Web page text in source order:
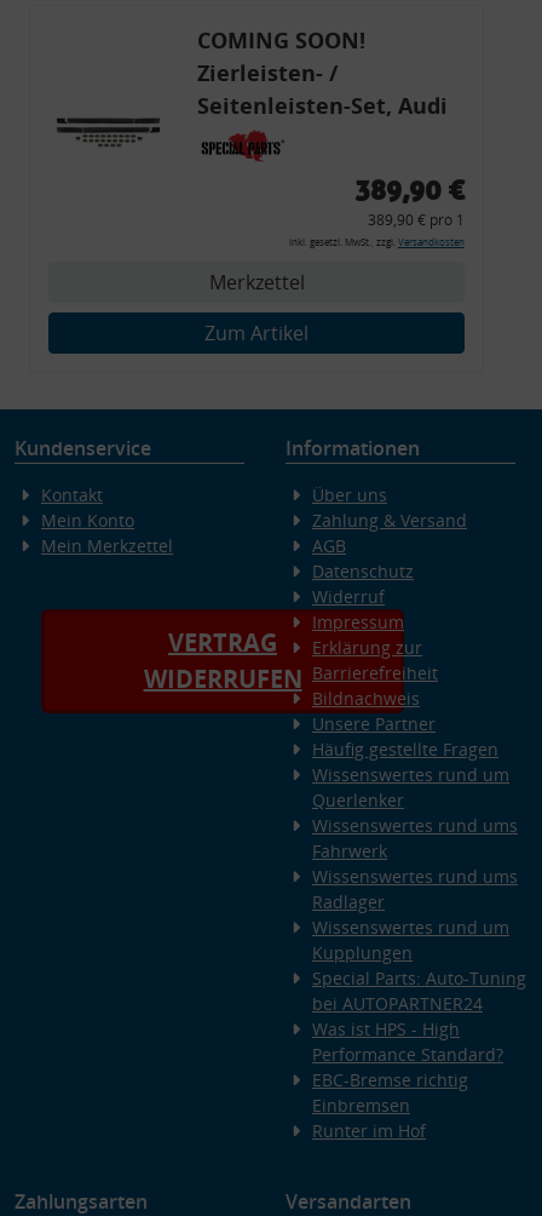
COMING SOON!
Zierleisten- /
Seitenleisten-Set, Audi
80 Cabrio, Coupe, S2, (6x
Zierleiste, 2x Kappe,
Montagewerkzeug)
389,90 €
389,90 € pro 1
inkl. gesetzl. MwSt., zzgl. Versandkosten
Merkzettel
Zum Artikel
Kundenservice
Kontakt
Mein Konto
Mein Merkzettel
VERTRAG
WIDERRUFEN
Informationen
Über uns
Zahlung & Versand
AGB
Datenschutz
Widerruf
Impressum
Erklärung zur
Barrierefreiheit
Bildnachweis
Unsere Partner
Häufig gestellte Fragen
Wissenswertes rund um
Querlenker
Wissenswertes rund ums
Fahrwerk
Wissenswertes rund ums
Radlager
Wissenswertes rund um
Kupplungen
Special Parts: Auto-Tuning
bei AUTOPARTNER24
Was ist HPS - High
Performance Standard?
EBC-Bremse richtig
Einbremsen
Runter im Hof
Zahlungsarten Versandarten